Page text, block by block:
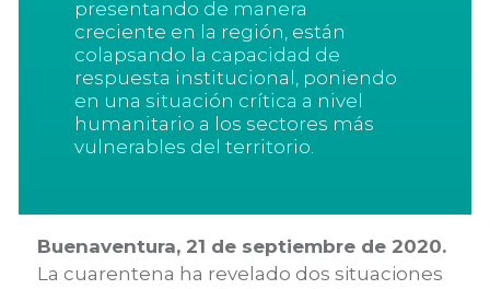
presentando de manera
creciente en la región, están
colapsando la capacidad de
respuesta institucional, poniendo
en una situación crítica a nivel
humanitario a los sectores más
vulnerables del territorio.
Buenaventura, 21 de septiembre de 2020.
La cuarentena ha revelado dos situaciones